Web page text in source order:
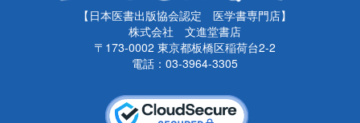
【日本医書出版協会認定 医学書専門店】
株式会社 文進堂書店
〒173-0002 東京都板橋区稲荷台2-2
電話：03-3964-3305